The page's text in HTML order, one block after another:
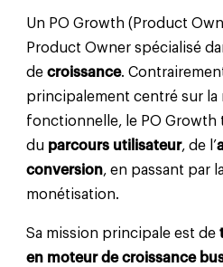
Un PO Growth (Product
Product Owner spécialisé
decroissance.
principalement centré sur la
fonctionnelle, le PO Growth
du parcours utilisateur, de l’
conversion, en passant par
monétisation.
Sa mission principale est de
en moteur de croissance